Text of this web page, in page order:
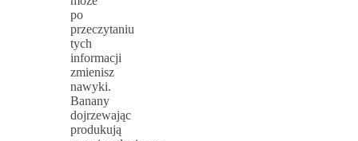
po
przeczytaniu
tych
informacji
zmienisz
nawyki.
Banany
dojrzewając
produkują